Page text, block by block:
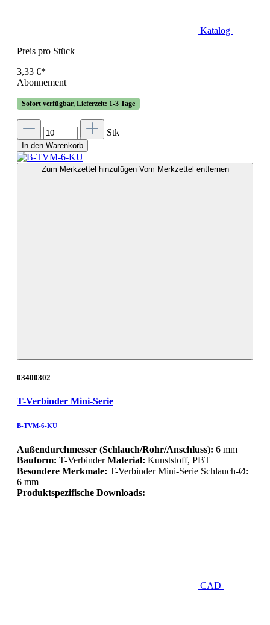
Katalog
Preis pro Stück
3,33 €*
Abonnement
Sofort verfügbar, Lieferzeit: 1-3 Tage
Stk
In den Warenkorb
Zum Merkzettel hinzufügen Vom Merkzettel entfernen
03400302
T-Verbinder Mini-Serie
B-TVM-6-KU
Außendurchmesser (Schlauch/Rohr/Anschluss): 6 mm
Bauform: T-VerbinderMaterial: Kunststoff, PBT
Besondere Merkmale: T-Verbinder Mini-Serie Schlauch-Ø:
6 mm
Produktspezifische Downloads:
CAD